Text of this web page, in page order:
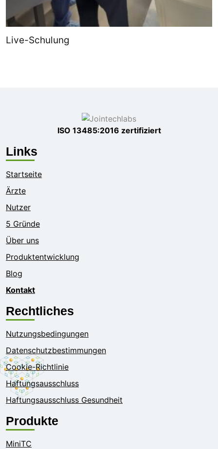
Live-Schulung
ISO 13485:2016 zertifiziert
Links
Startseite
Ärzte
Nutzer
5 Gründe
Über uns
Produktentwicklung
Blog
Kontakt
Rechtliches
Nutzungsbedingungen
Datenschutzbestimmungen
Cookie-Richtlinie
Haftungsausschluss
Haftungsausschluss Gesundheit
Produkte
MiniTC